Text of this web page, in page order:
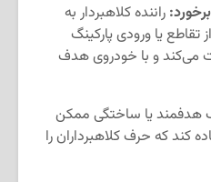
راننده کلاهبردار به
تقاطع یا ورودی پارکینگ
و با خودروی هدف
هدفمند یا ساختگی ممکن
کند که حرف کلاهبرداران را